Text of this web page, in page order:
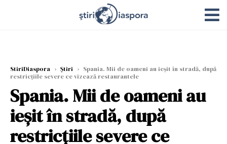
StiriDiaspora › Știri › Spania. Mii de oameni au ieșit în stradă, după
restricțiile severe ce vizează restaurantele
Spania. Mii de oameni au
ieșit în stradă, după
restricțiile severe ce